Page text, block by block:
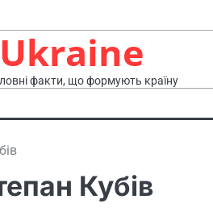
факти, що формують країну
Кубів